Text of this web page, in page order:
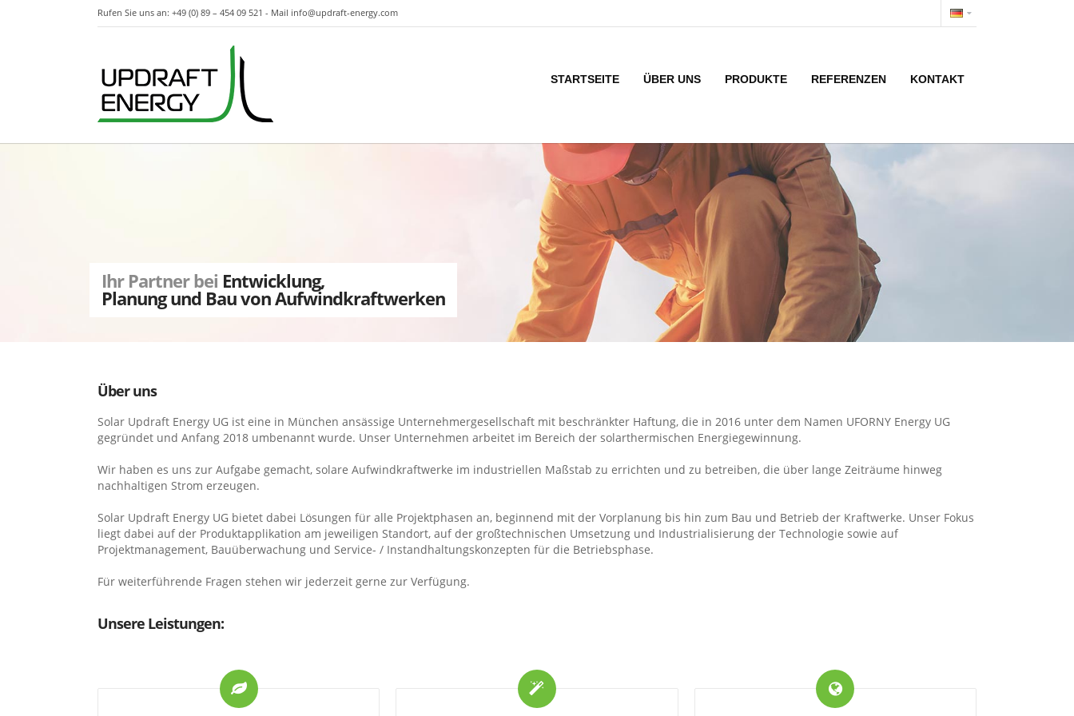
Rufen Sie uns an: +49 (0) 89 – 454 09 521 - Mail info@updraft-energy.com
STARTSEITE ÜBER UNS PRODUKTE REFERENZEN KONTAKT
Ihr Partner bei Entwicklung,
Planung und Bau von Aufwindkraftwerken
Über uns
Solar Updraft Energy UG ist eine in München ansässige Unternehmergesellschaft mit beschränkter Haftung, die in 2016 unter dem Namen UFORNY Energy UG
gegründet und Anfang 2018 umbenannt wurde. Unser Unternehmen arbeitet im Bereich der solarthermischen Energiegewinnung.
Wir haben es uns zur Aufgabe gemacht, solare Aufwindkraftwerke im industriellen Maßstab zu errichten und zu betreiben, die über lange Zeiträume hinweg
nachhaltigen Strom erzeugen.
Solar Updraft Energy UG bietet dabei Lösungen für alle Projektphasen an, beginnend mit der Vorplanung bis hin zum Bau und Betrieb der Kraftwerke. Unser Fokus
liegt dabei auf der Produktapplikation am jeweiligen Standort, auf der großtechnischen Umsetzung und Industrialisierung der Technologie sowie auf
Projektmanagement, Bauüberwachung und Service- / Instandhaltungskonzepten für die Betriebsphase.
Für weiterführende Fragen stehen wir jederzeit gerne zur Verfügung.
Unsere Leistungen: